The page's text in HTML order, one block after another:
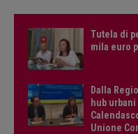
Tutela di
mila euro
Dalla
hub
Unione